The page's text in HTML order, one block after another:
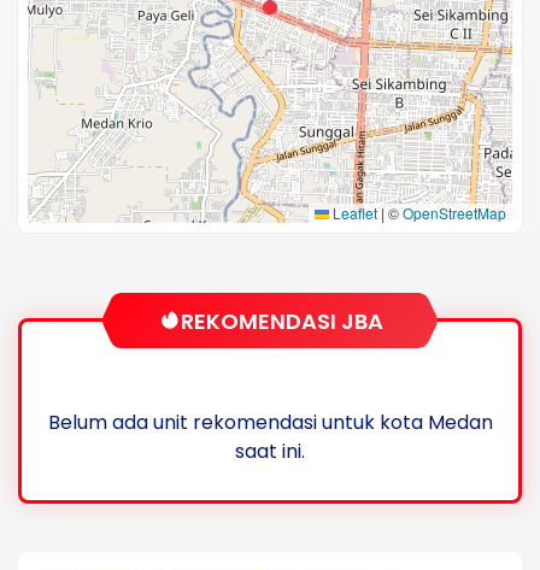
Leaflet | ©OpenStreetMap
REKOMENDASI JBA
Belum ada unit rekomendasi untuk kota Medan
saat ini.